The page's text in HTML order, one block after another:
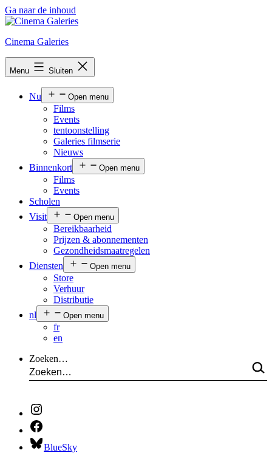
Ga naar de inhoud
Cinema Galeries
Menu Sluiten
Nu Open menu
Films
Events
tentoonstelling
Galeries filmserie
Nieuws
Binnenkort
Open menu
Films
Events
Scholen
Visit
Open menu
Bereikbaarheid
Prijzen & abonnementen
Gezondheidsmaatregelen
Diensten
Open menu
Store
Verhuur
Distributie
nl
Open menu
fr
en
Zoeken…
BlueSky